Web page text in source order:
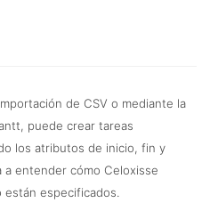
de CSV o mediante la
puede crear tareas
los atributos de inicio, fin y
entender cómo Celoxisse
especificados.